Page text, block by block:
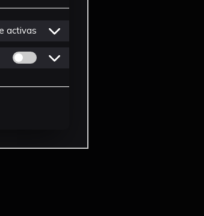
activas
Permitir cookies de Personalizacion